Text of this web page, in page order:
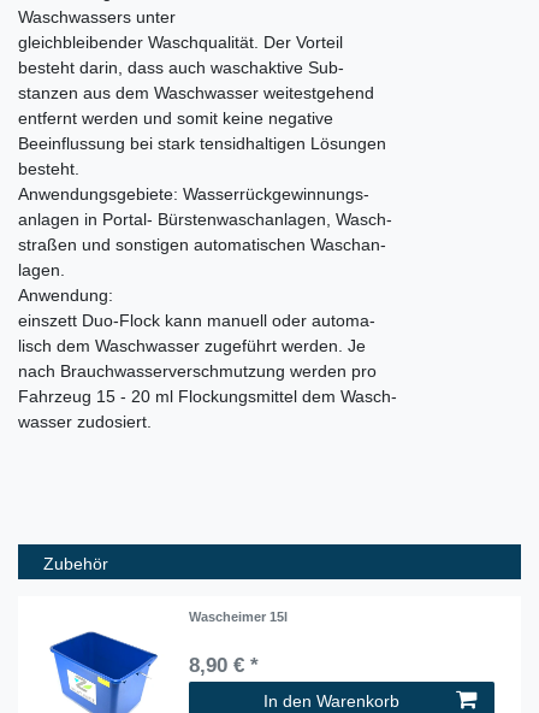
Waschwassers unter
gleichbleibender Waschqualität. Der Vorteil
besteht darin, dass auch waschaktive Sub-
stanzen aus dem Waschwasser weitestgehend
entfernt werden und somit keine negative
Beeinflussung bei stark tensidhaltigen Lösungen
besteht.
Anwendungsgebiete: Wasserrückgewinnungs-
anlagen in Portal- Bürstenwaschanlagen, Wasch-
straßen und sonstigen automatischen Waschan-
lagen.
Anwendung:
einszett Duo-Flock kann manuell oder automa-
lisch dem Waschwasser zugeführt werden. Je
nach Brauchwasserverschmutzung werden pro
Fahrzeug 15 - 20 ml Flockungsmittel dem Wasch-
wasser zudosiert.
Zubehör
Wascheimer 15l
8,90 € *
In den Warenkorb